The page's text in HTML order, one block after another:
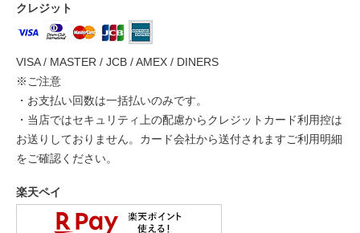
クレジット
VISA / MASTER / JCB / AMEX / DINERS
※ご注意
・お支払い回数は一括払いのみです。
・当店ではセキュリティ上の配慮からクレジットカード利用控は
お送りしておりません。カード会社から送付されますご利用明細
をご確認ください。
楽天ペイ